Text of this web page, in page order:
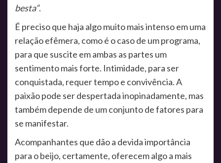
besta”.
É preciso que haja algo muito mais intenso em uma
relação efêmera, como é o caso de um programa,
para que suscite em ambas as partes um
sentimento mais forte. Intimidade, para ser
conquistada, requer tempo e convivência. A
paixão pode ser despertada inopinadamente, mas
também depende de um conjunto de fatores para
se manifestar.
Acompanhantes que dão a devida importância
para o beijo, certamente, oferecem algo a mais